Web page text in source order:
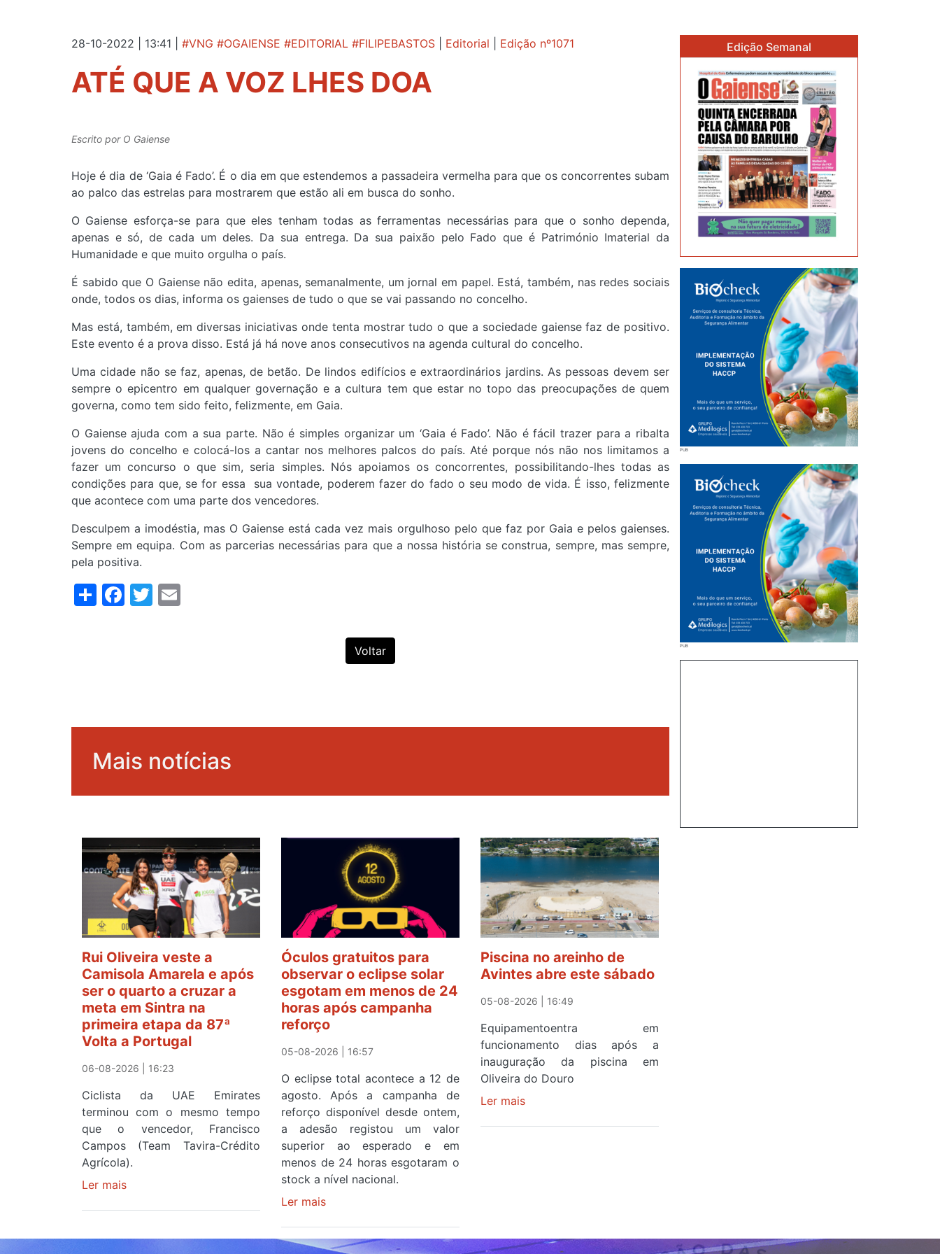
28-10-2022 | 13:41 #VNG #OGAIENSE #EDITORIAL #FILIPEBASTOS Editorial Edição nº1071
ATÉ QUE A VOZ LHES DOA
Escrito por O Gaiense
Hoje é dia de ‘Gaia é Fado’. É o dia em que estendemos a passadeira vermelha para que os concorrentes subam
ao palco das estrelas para mostrarem que estão ali em busca do sonho.
O Gaiense esforça-se para que eles tenham todas as ferramentas necessárias para que o sonho dependa,
apenas e só, de cada um deles. Da sua entrega. Da sua paixão pelo Fado que é Património Imaterial da
Humanidade e que muito orgulha o país.
É sabido que O Gaiense não edita, apenas, semanalmente, um jornal em papel. Está, também, nas redes sociais
onde, todos os dias, informa os gaienses de tudo o que se vai passando no concelho.
Mas está, também, em diversas iniciativas onde tenta mostrar tudo o que a sociedade gaiense faz de positivo.
Este evento é a prova disso. Está já há nove anos consecutivos na agenda cultural do concelho.
Uma cidade não se faz, apenas, de betão. De lindos edifícios e extraordinários jardins. As pessoas devem ser
sempre o epicentro em qualquer governação e a cultura tem que estar no topo das preocupações de quem
governa, como tem sido feito, felizmente, em Gaia.
O Gaiense ajuda com a sua parte. Não é simples organizar um ‘Gaia é Fado’. Não é fácil trazer para a ribalta
jovens do concelho e colocá-los a cantar nos melhores palcos do país. Até porque nós não nos limitamos a
fazer um concurso o que sim, seria simples. Nós apoiamos os concorrentes, possibilitando-lhes todas as
condições para que, se for essa sua vontade, poderem fazer do fado o seu modo de vida. É isso, felizmente
que acontece com uma parte dos vencedores.
Desculpem a imodéstia, mas O Gaiense está cada vez mais orgulhoso pelo que faz por Gaia e pelos gaienses.
Sempre em equipa. Com as parcerias necessárias para que a nossa história se construa, sempre, mas sempre,
pela positiva.
ShareFacebook
Twitter
Voltar
Mais notícias
Rui Oliveira veste a
Camisola Amarela e após
ser o quarto a cruzar a
meta em Sintra na
primeira etapa da 87ª
Volta a Portugal
06-08-2026 | 16:23
Ciclista da UAE Emirates
terminou com o mesmo tempo
que o vencedor, Francisco
Campos (Team Tavira-Crédito
Agrícola).
Ler mais
veste
Óculos gratuitos para
observar o eclipse solar
esgotam em menos de 24
horas após campanha
reforço
05-08-2026 | 16:57
O eclipse total acontece a 12 de
agosto. Após a campanha de
reforço disponível desde ontem,
a adesão registou um valor
superior ao esperado e em
menos de 24 horas esgotaram o
stock a nível nacional.
Ler maissobre
gratuitos
Piscina no areinho de
Avintes abre este sábado
05-08-2026 | 16:49
Equipamentoentra em
funcionamento dias após a
inauguração da piscina em
Oliveira do Douro
Ler maissobre
sábado
Edição Semanal